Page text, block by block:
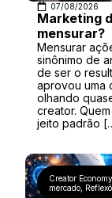
07/08/2026
Marketing
mensurar?
Mensurar
sinônimo de
de ser o
aprovou uma
olhando
creator.
jeito padrão
Creator Economy
mercado